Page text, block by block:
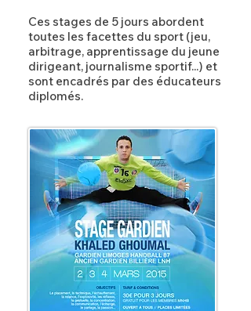
Ces stages de 5 jours abordent
toutes les facettes du sport (jeu,
arbitrage, apprentissage du jeune
dirigeant, journalisme sportif...) et
sont encadrés par des éducateurs
diplomés.